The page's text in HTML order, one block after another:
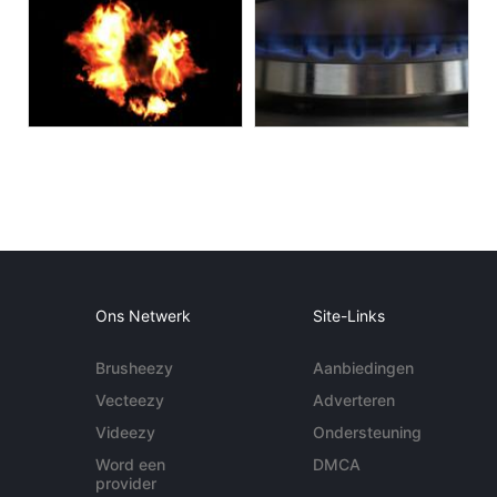
Ons Netwerk
Brusheezy
Vecteezy
Videezy
Word een
provider
Site-Links
Aanbiedingen
Adverteren
Ondersteuning
DMCA